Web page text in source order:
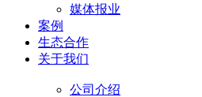
媒体报业
案例
生态合作
关于我们
公司介绍